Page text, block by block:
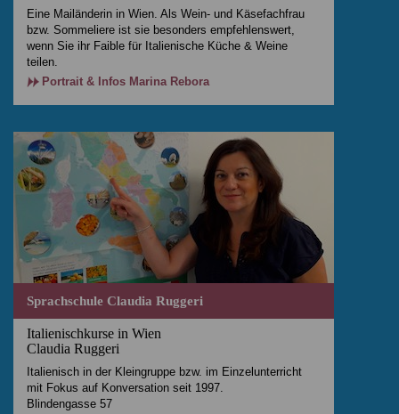
Eine Mailänderin in Wien. Als Wein- und Käsefachfrau
bzw. Sommeliere ist sie besonders empfehlenswert,
wenn Sie ihr Faible für Italienische Küche & Weine
teilen.
Portrait & Infos Marina Rebora
Sprachschule Claudia Ruggeri
Italienischkurse in Wien
Claudia Ruggeri
Italienisch in der Kleingruppe bzw. im Einzelunterricht
mit Fokus auf Konversation seit 1997.
Blindengasse 57